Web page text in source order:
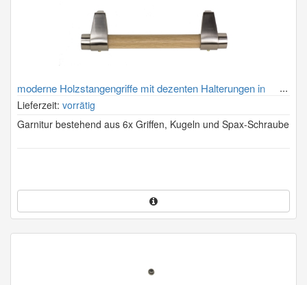
moderne Holzstangengriffe mit dezenten Halterungen in
Edelstahl (Holzstangen immer passend zum Sarg)
Lieferzeit: vorrätig
Garnitur bestehend aus 6x Griffen, Kugeln und Spax-Schraube